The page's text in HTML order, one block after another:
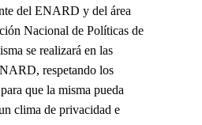
del ENARD y del área
Nacional de Políticas de
se realizará en las
respetando los
que la misma pueda
clima de privacidad e